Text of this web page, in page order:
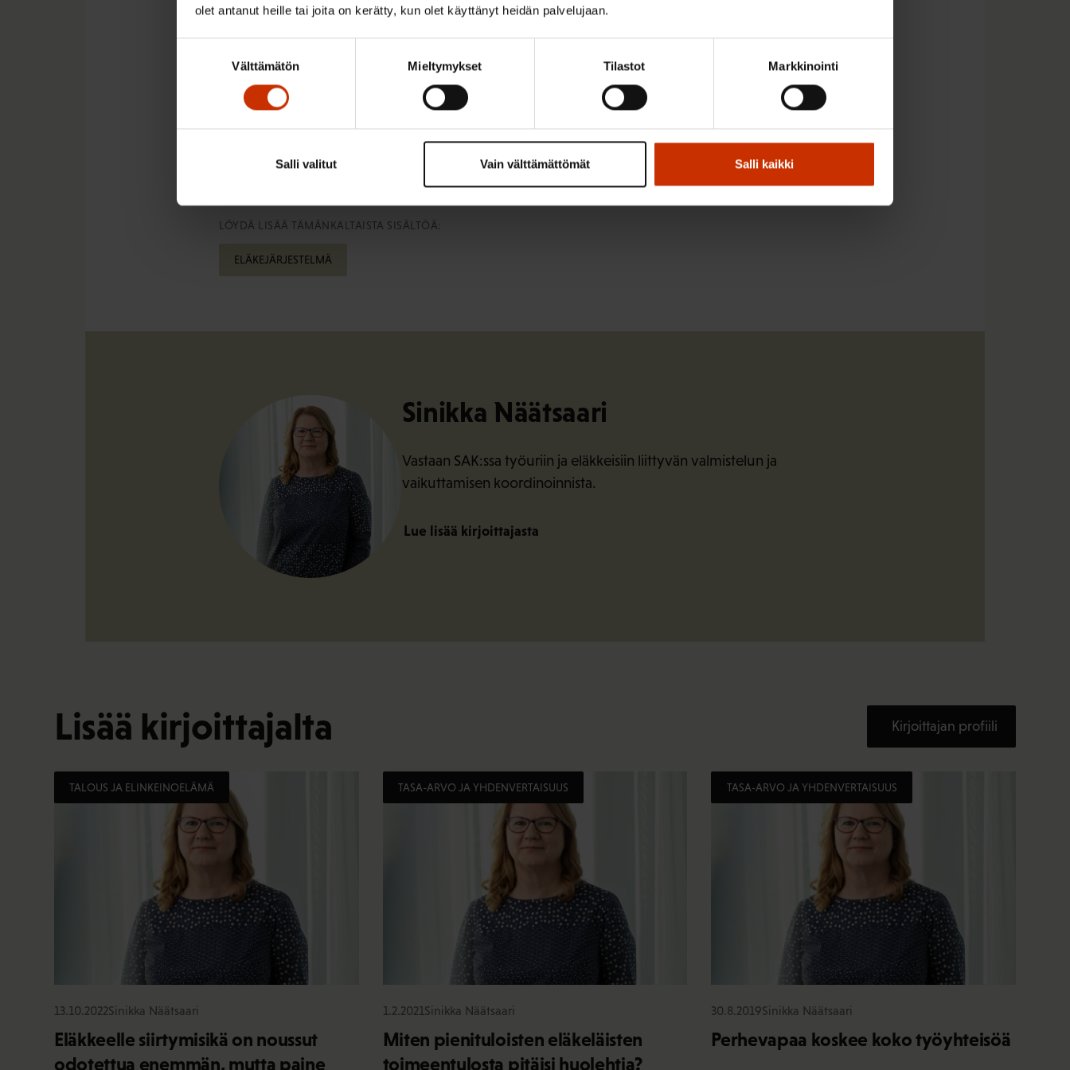
olet antanut heille tai joita on kerätty, kun olet käyttänyt heidän palvelujaan.
Välttämätön Mieltymykset Tilastot Markkinointi
Vain välttämättömät
Salli valitut Salli kaikki
Lue myösIlkka Kaukorannan blogikirjoitus
, jossa arvioidaan raportin osaa, joka käsittelee
eläkejärjestelmän rahoituksellista kestävyyttä.
LÖYDÄ LISÄÄ TÄMÄNKALTAISTA SISÄLTÖÄ:
ELÄKEJÄRJESTELMÄ
Sinikka Näätsaari
Vastaan SAK:ssa työuriin ja eläkkeisiin liittyvän valmistelun ja
vaikuttamisen koordinoinnista.
Lue lisää kirjoittajasta
Lisää kirjoittajalta Kirjoittajan profiili
TALOUS JA ELINKEINOELÄMÄ
13.10.2022Sinikka Näätsaari
Eläkkeelle siirtymisikä on noussut
odotettua enemmän, mutta paine
TASA-ARVO JA YHDENVERTAISUUS
1.2.2021Sinikka Näätsaari
Miten pienituloisten eläkeläisten
toimeentulosta pitäisi huolehtia?
TASA-ARVO JA YHDENVERTAISUUS
30.8.2019Sinikka Näätsaari
Perhevapaa koskee koko työyhteisöä